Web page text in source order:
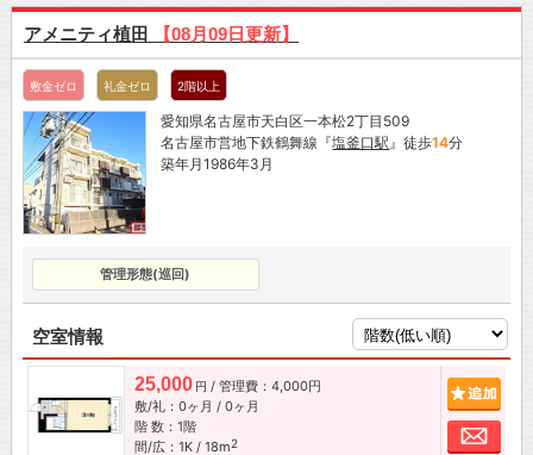
アメニティ植田 【08月09日更新】
敷金ゼロ 礼金ゼロ 2階以上
愛知県名古屋市天白区一本松2丁目509
名古屋市営地下鉄鶴舞線『塩釜口駅 』徒歩14分
築年月1986年3月
管理形態(巡回)
空室情報
25,000 円 / 管理費：4,000円
敷/礼：0ヶ月 / 0ヶ月
階 数：1階
間/広：1K / 18m2
お